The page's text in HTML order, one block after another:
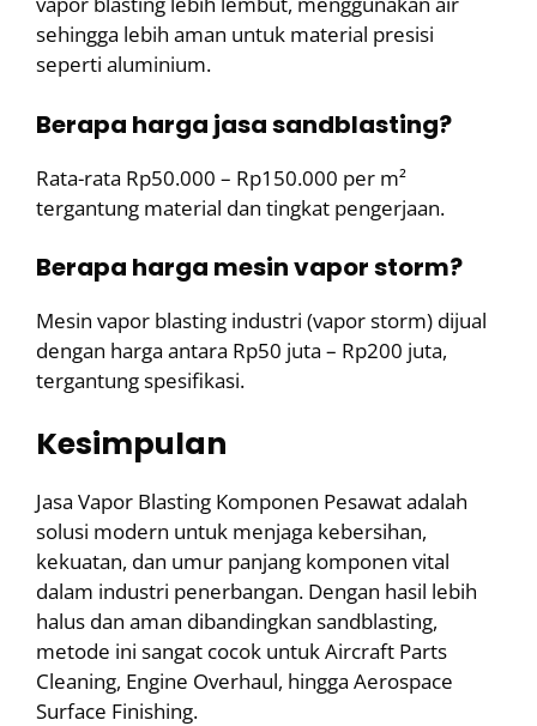
sehingga lebih aman untuk material presisi
seperti aluminium.
Berapa harga jasa sandblasting?
Rata-rata Rp50.000 – Rp150.000 per m²
tergantung material dan tingkat pengerjaan.
Berapa harga mesin vapor storm?
Mesin vapor blasting industri (vapor storm) dijual
dengan harga antara Rp50 juta – Rp200 juta,
tergantung spesifikasi.
Kesimpulan
Jasa Vapor Blasting Komponen Pesawat adalah
solusi modern untuk menjaga kebersihan,
kekuatan, dan umur panjang komponen vital
dalam industri penerbangan. Dengan hasil lebih
halus dan aman dibandingkan sandblasting,
metode ini sangat cocok untuk Aircraft Parts
Cleaning, Engine Overhaul, hingga Aerospace
Surface Finishing.